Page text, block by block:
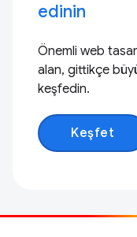
edinin
Önemli web
alan, gittikçe
keşfedin.
Keşfet